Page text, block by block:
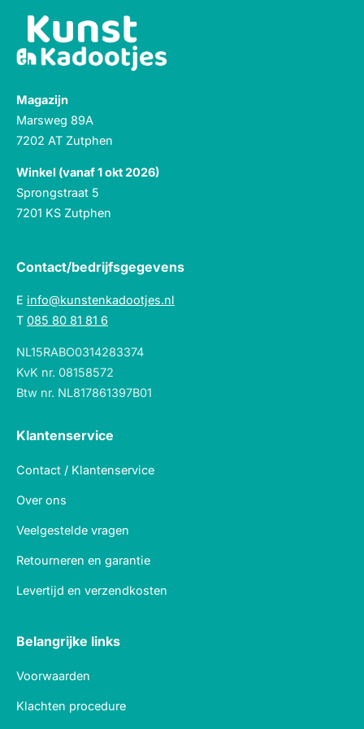
Magazijn
Marsweg 89A
7202 AT Zutphen
Winkel (vanaf 1 okt 2026)
Sprongstraat 5
7201 KS Zutphen
Contact/bedrijfsgegevens
E info@kunstenkadootjes.nl
T 085 80 81 81 6
NL15RABO0314283374
KvK nr. 08158572
Btw nr. NL817861397B01
Klantenservice
Contact / Klantenservice
Over ons
Veelgestelde vragen
Retourneren en garantie
Levertijd en verzendkosten
Belangrijke links
Voorwaarden
Klachten procedure